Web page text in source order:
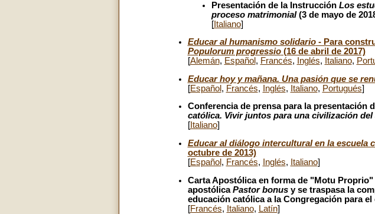
Presentación de la Instrucción Los
proceso matrimonial(3 de mayo de
[Italiano]
Educar al humanismo solidario- Para
Populorum progressio(16 de abril de 2017)
[Alemán, Español , Francés, Inglés, Italiano,
Educar hoy y mañana. Una pasión que se
[Español , Francés, Inglés, Italiano, Portugués]
Conferencia de prensa para la presentación
católica. Vivir juntos para una civilización del
[Italiano]
Educar al diálogo intercultural en la escuela
octubre de 2013)
[Español , Francés, Inglés, Italiano]
Carta Apostólica en forma de "Motu Proprio"
apostólicaPastor bonusy se traspasa la
educación católica a la Congregación para el
[Francés, Italiano, Latín]